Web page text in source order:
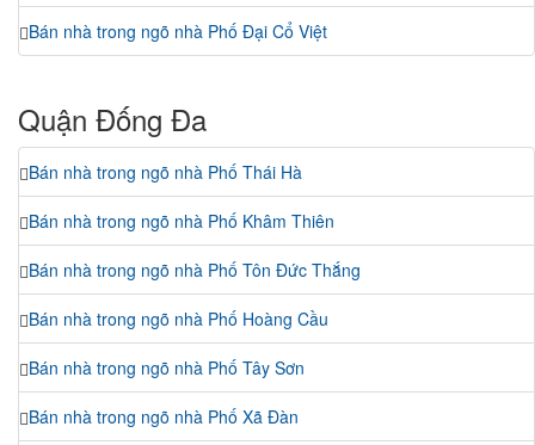
Bán nhà trong ngõ nhà Phố Đại Cổ Việt
Quận Đống Đa
Bán nhà trong ngõ nhà Phố Thái Hà
Bán nhà trong ngõ nhà Phố Khâm Thiên
Bán nhà trong ngõ nhà Phố Tôn Đức Thắng
Bán nhà trong ngõ nhà Phố Hoàng Cầu
Bán nhà trong ngõ nhà Phố Tây Sơn
Bán nhà trong ngõ nhà Phố Xã Đàn